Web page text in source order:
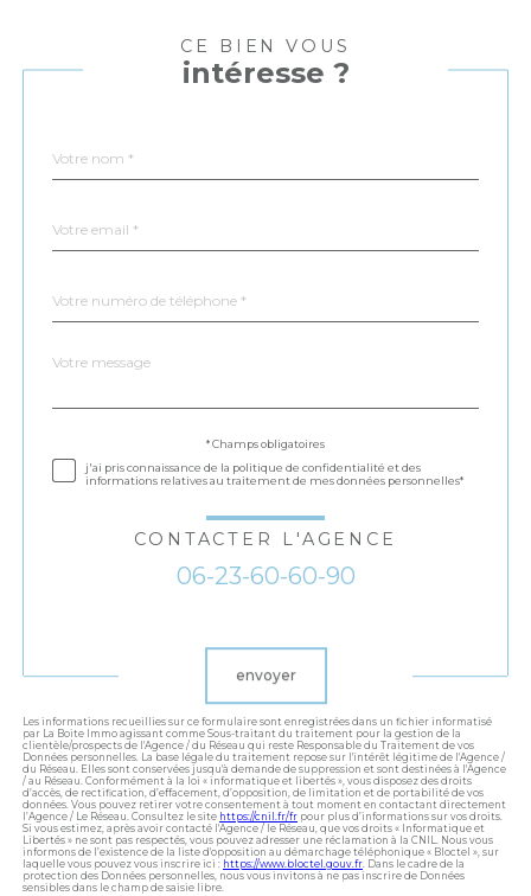
CE BIEN VOUS
intéresse ?
par
*
*
*
Fieldset
Message
*
* Champs obligatoires
j'ai pris connaissance de la politique de confidentialité et des
informations relatives au traitement de mes données personnelles*
CONTACTER L'AGENCE
06-23-60-60-90
envoyer
Les informations recueillies sur ce formulaire sont enregistrées dans un fichier informatisé
par La Boite Immo agissant comme Sous-traitant du traitement pour la gestion de la
clientèle/prospects de l'Agence / du Réseau qui reste Responsable du Traitement de vos
Données personnelles. La base légale du traitement repose sur l'intérêt légitime de l'Agence /
du Réseau. Elles sont conservées jusqu'à demande de suppression et sont destinées à l'Agence
/ au Réseau. Conformément à la loi « informatique et libertés », vous disposez des droits
d’accès, de rectification, d’effacement, d’opposition, de limitation et de portabilité de vos
données. Vous pouvez retirer votre consentement à tout moment en contactant directement
l’Agence / Le Réseau. Consultez le site https://cnil.fr/fr pour plus d’informations sur vos droits.
Si vous estimez, après avoir contacté l'Agence / le Réseau, que vos droits « Informatique et
Libertés » ne sont pas respectés, vous pouvez adresser une réclamation à la CNIL. Nous vous
informons de l’existence de la liste d'opposition au démarchage téléphonique « Bloctel », sur
laquelle vous pouvez vous inscrire ici : https://www.bloctel.gouv.fr. Dans le cadre de la
protection des Données personnelles, nous vous invitons à ne pas inscrire de Données
sensibles dans le champ de saisie libre.